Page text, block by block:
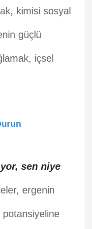
kimisi sosyal
güçlü
içsel
sen niye
ergenin